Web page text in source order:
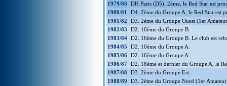
1979/80
DH Paris (D5). 2ème, le Red Star est
1980/81
D4. 2ème du Groupe A, le Red Star est
1981/82
D3. 2ème du Groupe Ouest (1er
1982/83
D2. 10ème du Groupe B.
1983/84 D2. 16ème du Groupe B. Le club est
1984/85
D2. 10ème du Groupe A.
1985/86 D2. 16ème du Groupe A.
1986/87 D2. 18ème et dernier du Groupe A, le
1987/88
D3. 2ème du Groupe Est.
1988/89
D3. 2ème du Groupe Nord (1er